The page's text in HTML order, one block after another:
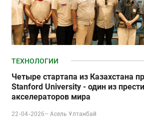
ТЕХНОЛОГИИ
Четыре стартапа из Казахстана
Stanford University - один из
акселераторов мира
22-04-2026–Асель Ұлтанбай